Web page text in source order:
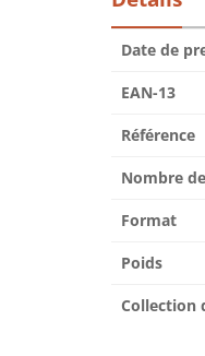
Date de
EAN-13
Référence
Nombre
Format
Poids
Collection